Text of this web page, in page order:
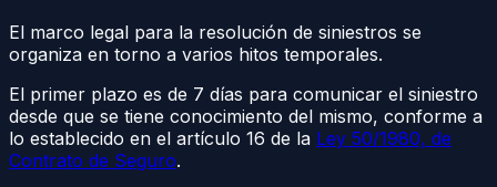
El marco legal para la resolución de siniestros se
organiza en torno a varios hitos temporales.
El primer plazo es de 7 días para comunicar el siniestro
desde que se tiene conocimiento del mismo, conforme a
lo establecido en el artículo 16 de la Ley 50/1980, de
Contrato de Seguro.